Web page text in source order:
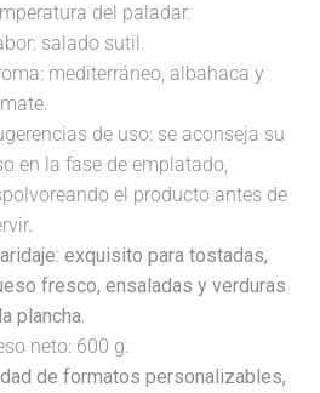
del paladar.
salado sutil.
mediterráneo, albahaca y
de uso: se aconseja su
en la fase de emplatado,
el producto antes de
exquisito para tostadas,
fresco, ensaladas y verduras
plancha.
neto: 600 g.
de formatos personalizables,